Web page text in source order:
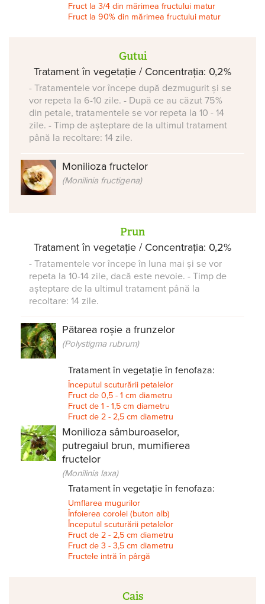
Fruct la 3/4 din mărimea fructului matur
Fruct la 90% din mărimea fructului matur
Gutui
Tratament în vegetație / Concentrația: 0,2%
- Tratamentele vor începe după dezmugurit și se
vor repeta la 6-10 zile. - După ce au căzut 75%
din petale, tratamentele se vor repeta la 10 - 14
zile. - Timp de așteptare de la ultimul tratament
până la recoltare: 14 zile.
Monilioza fructelor
(Monilinia fructigena)
Prun
Tratament în vegetație / Concentrația: 0,2%
- Tratamentele vor începe în luna mai și se vor
repeta la 10-14 zile, dacă este nevoie. - Timp de
așteptare de la ultimul tratament până la
recoltare: 14 zile.
Pătarea roșie a frunzelor
(Polystigma rubrum)
Tratament în vegetație în fenofaza:
Începutul scuturării petalelor
Fruct de 0,5 - 1 cm diametru
Fruct de 1 - 1,5 cm diametru
Fruct de 2 - 2,5 cm diametru
Monilioza sâmburoaselor,
putregaiul brun, mumifierea
fructelor
(Monilinia laxa)
Tratament în vegetație în fenofaza:
Umflarea mugurilor
Înfoierea corolei (buton alb)
Începutul scuturării petalelor
Fruct de 2 - 2,5 cm diametru
Fruct de 3 - 3,5 cm diametru
Fructele intră în pârgă
Cais